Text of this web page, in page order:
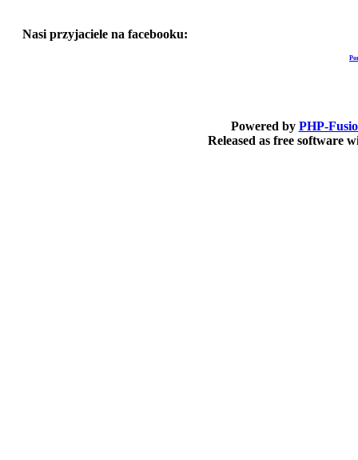
Nasi przyjaciele na facebooku:
Powered by PHP-
Released as free software